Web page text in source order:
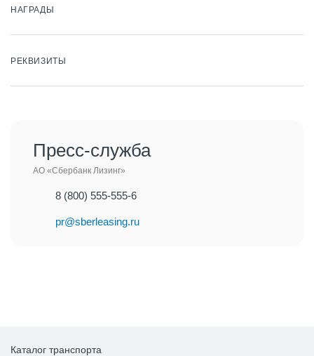
НАГРАДЫ
РЕКВИЗИТЫ
Пресс-служба
АО «Сбербанк Лизинг»
8 (800) 555-555-6
pr@sberleasing.ru
Каталог транспорта